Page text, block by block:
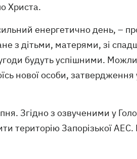
Христа.
енергетично день, –
з дітьми, матерями, зі
будуть успішними.
нової особи, затвердження
Згідно з озвученими у
Запорізької АЕС.